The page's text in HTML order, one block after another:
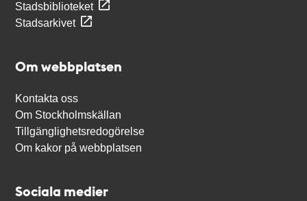
Stadsbiblioteket
Stadsarkivet
Om webbplatsen
Kontakta oss
Om Stockholmskällan
Tillgänglighetsredogörelse
Om kakor på webbplatsen
Sociala medier